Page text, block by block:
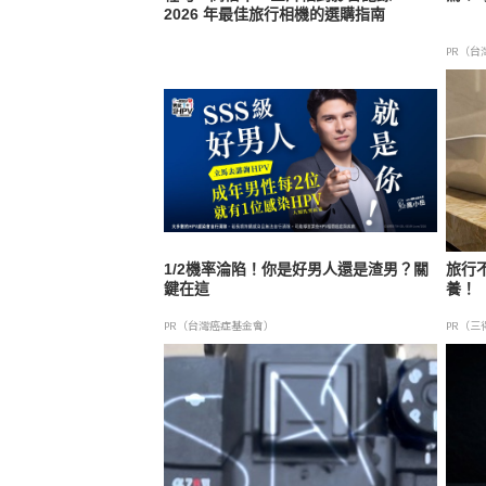
2026 年最佳旅行相機的選購指南
PR（台
1/2機率淪陷！你是好男人還是渣男？關
鍵在這
PR（台灣癌症基金會）
旅行
養！
PR（三